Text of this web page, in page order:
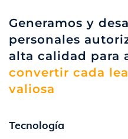
Generamos y
personales
alta calidad para
convertir cada
valiosa
Tecnología